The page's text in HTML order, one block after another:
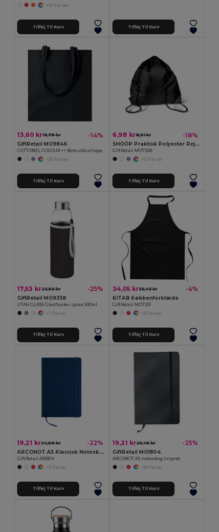
+47 Farver
Tilføj Til Kurv Tilføj Til Kurv
13,60 kr15,79 kr -14%
GiftRetail MO9846
COTTONEL COLOUR ++ Bomuldsshoppingtaske 180gr/m2
+20 Farver
Tilføj Til Kurv
6,98 kr8,51 kr -18%
SHOOP Praktisk Polyester Rejsepose 36x40CM
GiftRetail MO7208
+12 Farver
Tilføj Til Kurv
17,53 kr23,50 kr -25%
GiftRetail MO9358
UTAH GLASS Glasflaske i pose 500ml
+7 Farver
Tilføj Til Kurv
34,05 kr35,43 kr -4%
KITAB Køkkenforklæde
GiftRetail MO7251
+9 Farver
Tilføj Til Kurv
19,21 kr24,66 kr -22%
ARCONOT A5 Klassisk Notesbog med Elastik
GiftRetail AR1804
+11 Farver
Tilføj Til Kurv
19,21 kr25,46 kr -25%
GiftRetail MO1804
ARCONOT A5 notesbog linjeret
+10 Farver
Tilføj Til Kurv